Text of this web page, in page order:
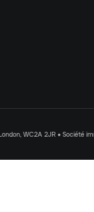
WC2A 2JR • Société